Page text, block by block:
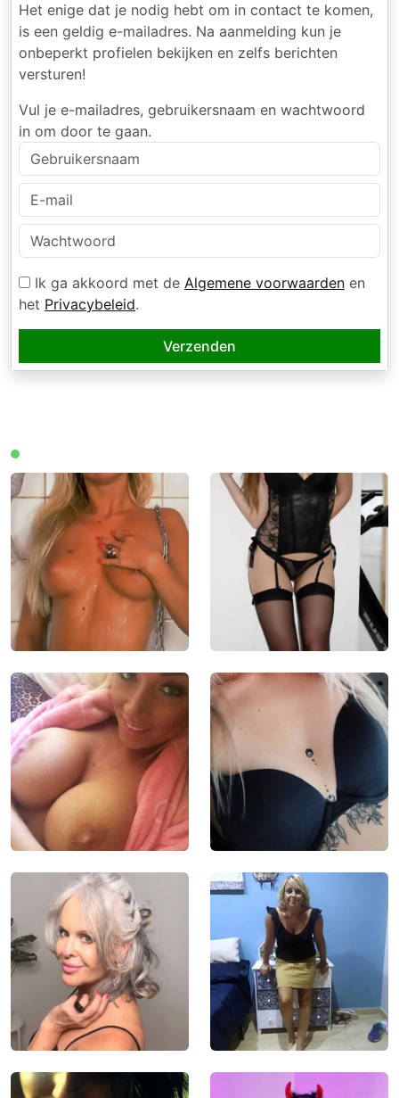
Het enige dat je nodig hebt om in contact te komen,
is een geldig e-mailadres. Na aanmelding kun je
onbeperkt profielen bekijken en zelfs berichten
versturen!
Vul je e-mailadres, gebruikersnaam en wachtwoord
in om door te gaan.
Ik ga akkoord met de Algemene voorwaarden en
het Privacybeleid.
Verzenden